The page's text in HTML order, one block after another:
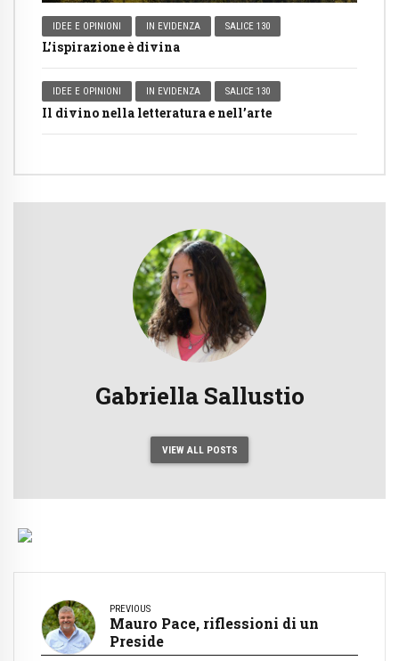
IDEE E OPINIONI IN EVIDENZA SALICE 130
L’ispirazione è divina
IDEE E OPINIONI IN EVIDENZA SALICE 130
Il divino nella letteratura e nell’arte
Gabriella Sallustio
VIEW ALL POSTS
PREVIOUS
Mauro Pace, riflessioni di un
Preside